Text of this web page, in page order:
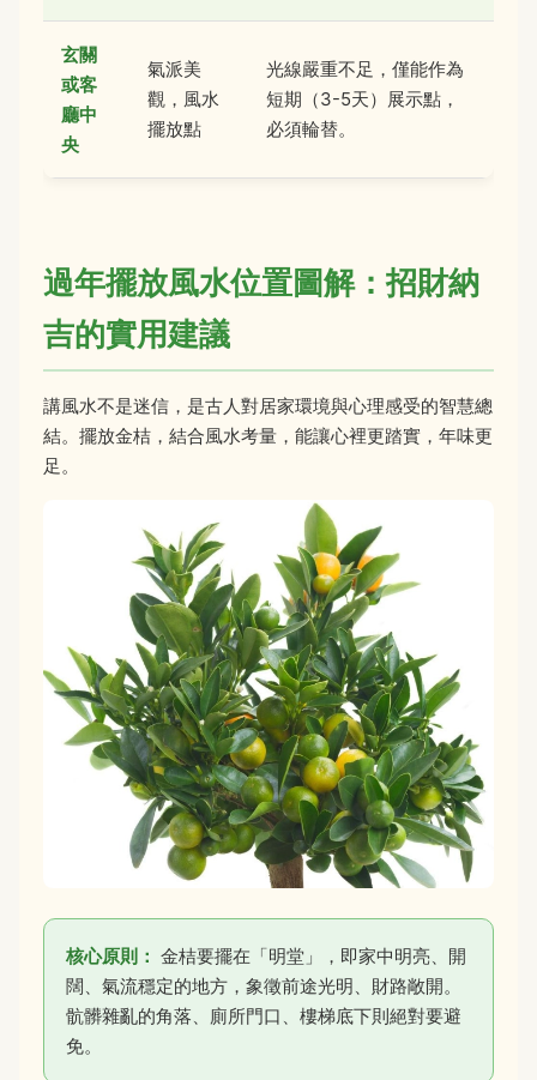
玄關
或客
廳中
央
氣派美
觀，風水
擺放點
光線嚴重不足，僅能作為
短期（3-5天）展示點，
必須輪替。
過年擺放風水位置圖解：招財納
吉的實用建議
講風水不是迷信，是古人對居家環境與心理感受的智慧總
結。擺放金桔，結合風水考量，能讓心裡更踏實，年味更
足。
核心原則： 金桔要擺在「明堂」，即家中明亮、開
闊、氣流穩定的地方，象徵前途光明、財路敞開。
骯髒雜亂的角落、廁所門口、樓梯底下則絕對要避
免。